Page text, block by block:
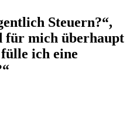
Steuern?“,
für mich überhaupt
ich eine